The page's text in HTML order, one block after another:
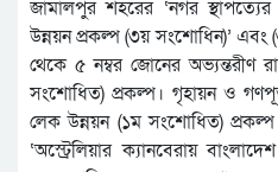
জামালপুর শহরের ‘নগর
উন্নয়ন প্রকল্প (৩য় সংশোধিন)’ এবং
থেকে ৫ নম্বর জোনের অভ্যন্তরীণ
সংশোধিত) প্রকল্প। গৃহায়ন ও
লেক উন্নয়ন (১ম সংশোধিত) প্রকল্প।
‘অস্ট্রেলিয়ার ক্যানবেরায়